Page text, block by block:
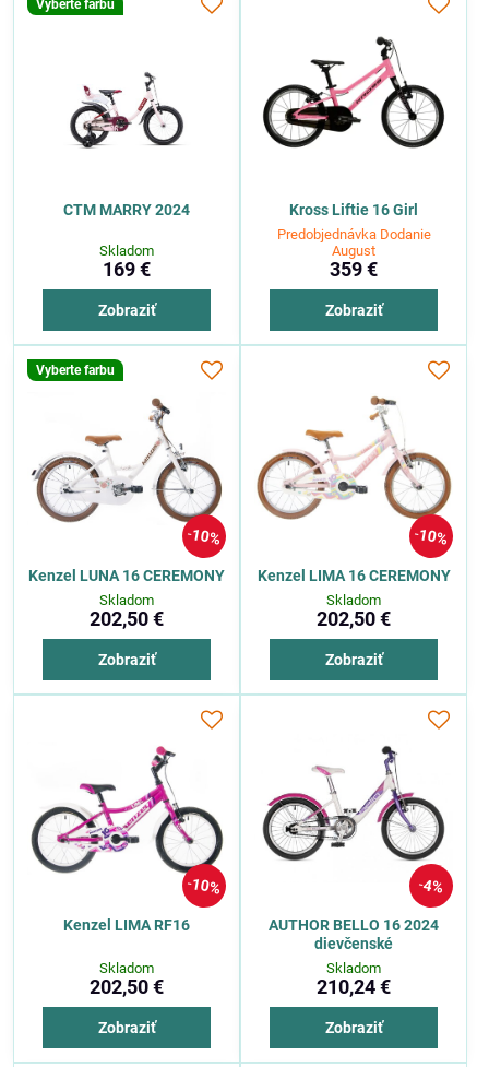
Vyberte farbu
CTM MARRY 2024
Skladom
169 €
Zobraziť
Kross Liftie 16 Girl
Predobjednávka Dodanie
August
359 €
Zobraziť
10%
Vyberte farbu
Kenzel LUNA 16 CEREMONY
Skladom
202,50 €
Zobraziť
10%
Kenzel LIMA 16 CEREMONY
Skladom
202,50 €
Zobraziť
10%
Kenzel LIMA RF16
Skladom
202,50 €
Zobraziť
4%
AUTHOR BELLO 16 2024
dievčenské
Skladom
210,24 €
Zobraziť